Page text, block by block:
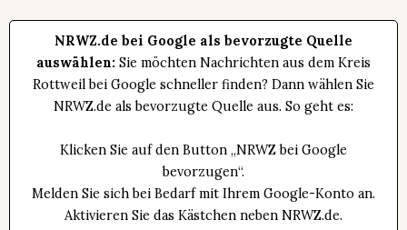
NRWZ.de bei Google als bevorzugte Quelle
auswählen: Sie möchten Nachrichten aus dem Kreis
Rottweil bei Google schneller finden? Dann wählen Sie
NRWZ.de als bevorzugte Quelle aus. So geht es:
Klicken Sie auf den Button „NRWZ bei Google
bevorzugen“.
Melden Sie sich bei Bedarf mit Ihrem Google-Konto an.
Aktivieren Sie das Kästchen neben NRWZ.de.